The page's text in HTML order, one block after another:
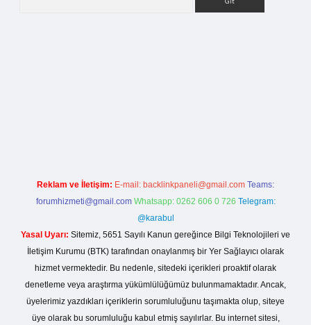
Reklam ve İletişim: E-mail: backlinkpaneli@gmail.com Teams:
forumhizmeti@gmail.com Whatsapp: 0262 606 0 726 Telegram:
@karabul
Yasal Uyarı: Sitemiz, 5651 Sayılı Kanun gereğince Bilgi Teknolojileri ve
İletişim Kurumu (BTK) tarafından onaylanmış bir Yer Sağlayıcı olarak
hizmet vermektedir. Bu nedenle, sitedeki içerikleri proaktif olarak
denetleme veya araştırma yükümlülüğümüz bulunmamaktadır. Ancak,
üyelerimiz yazdıkları içeriklerin sorumluluğunu taşımakta olup, siteye
üye olarak bu sorumluluğu kabul etmiş sayılırlar. Bu internet sitesi,